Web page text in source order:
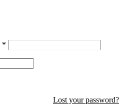
*
Lost your password?